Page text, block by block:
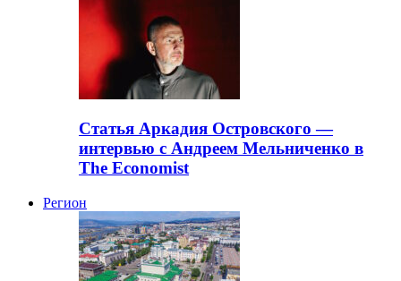
Статья Аркадия Островского —
интервью с Андреем Мельниченко в
The Economist
Регион